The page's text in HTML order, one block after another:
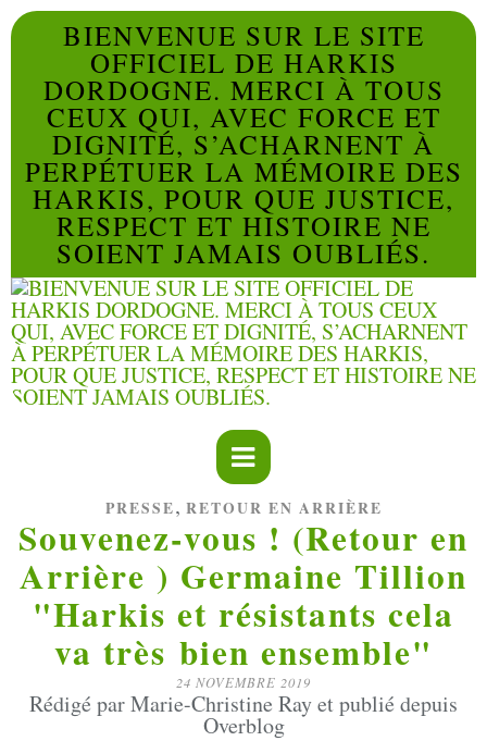
BIENVENUE SUR LE SITE
OFFICIEL DE HARKIS
DORDOGNE. MERCI À TOUS
CEUX QUI, AVEC FORCE ET
DIGNITÉ, S’ACHARNENT À
PERPÉTUER LA MÉMOIRE DES
HARKIS, POUR QUE JUSTICE,
RESPECT ET HISTOIRE NE
SOIENT JAMAIS OUBLIÉS.
PRESSE, RETOUR EN ARRIÈRE
Souvenez-vous ! (Retour en
Arrière ) Germaine Tillion
"Harkis et résistants cela
va très bien ensemble"
24 NOVEMBRE 2019
Rédigé par Marie-Christine Ray et publié depuis
Overblog